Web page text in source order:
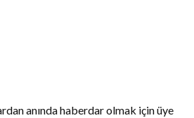
anında haberdar olmak için üye